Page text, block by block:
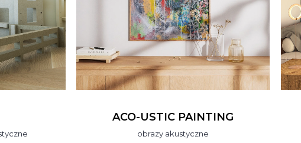
ACO-USTIC PAINTING
obrazy akustyczne